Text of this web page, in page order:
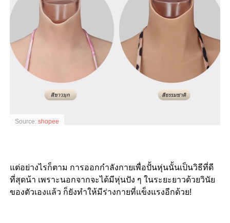
Source: shopee
แต่อย่างไรก็ตาม การออกกำลังกายเพื่อปั้นหุ่นนั้นเป็นวิธีที่ดี
ที่สุดน้า เพราะนอกจากจะได้มีหุ่นปัง ๆ ในระยะยาวด้วยวินัย
ของตัวเองแล้ว ก็ยังทำให้มีร่างกายที่แข็งแรงอีกด้วย!